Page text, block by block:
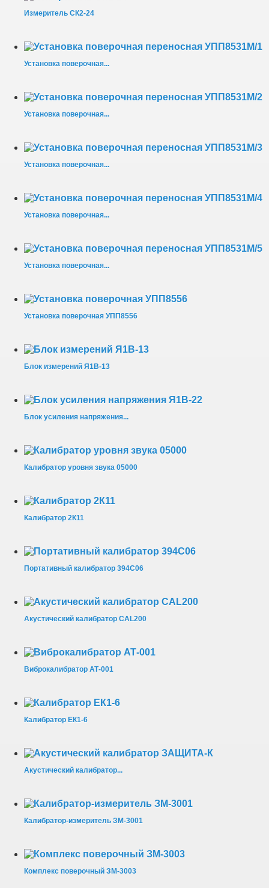
Измеритель СК2-24
Установка поверочная...
Установка поверочная...
Установка поверочная...
Установка поверочная...
Установка поверочная...
Установка поверочная УПП8556
Блок измерений Я1В-13
Блок усиления напряжения...
Калибратор уровня звука 05000
Калибратор 2К11
Портативный калибратор 394С06
Акустический калибратор CAL200
Виброкалибратор АТ-001
Калибратор ЕК1-6
Акустический калибратор...
Калибратор-измеритель ЗМ-3001
Комплекс поверочный ЗМ-3003